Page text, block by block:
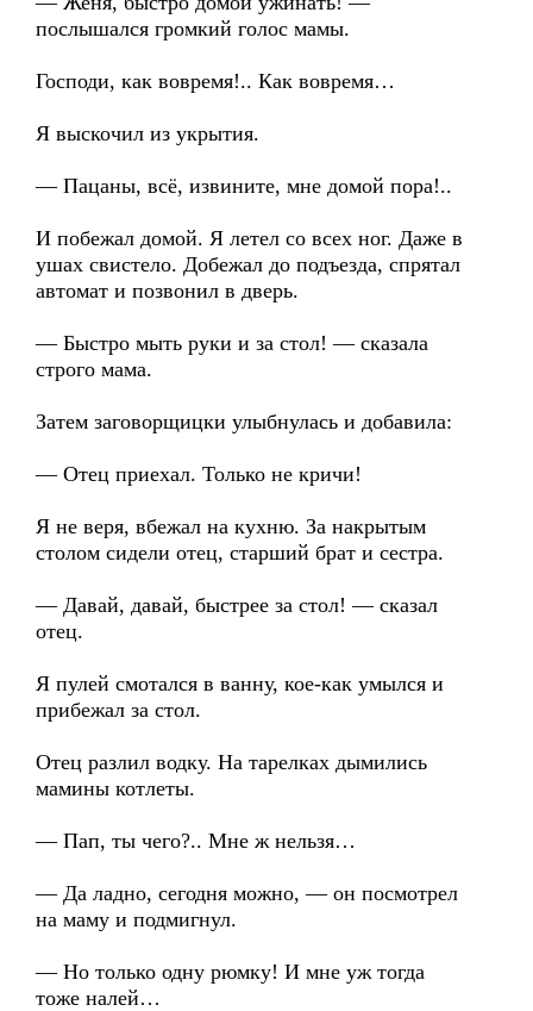
послышался громкий голос мамы.
Господи, как вовремя!.. Как вовремя…
Я выскочил из укрытия.
— Пацаны, всё, извините, мне домой пора!..
И побежал домой. Я летел со всех ног. Даже в
ушах свистело. Добежал до подъезда, спрятал
автомат и позвонил в дверь.
— Быстро мыть руки и за стол! — сказала
строго мама.
Затем заговорщицки улыбнулась и добавила:
— Отец приехал. Только не кричи!
Я не веря, вбежал на кухню. За накрытым
столом сидели отец, старший брат и сестра.
— Давай, давай, быстрее за стол! — сказал
отец.
Я пулей смотался в ванну, кое-как умылся и
прибежал за стол.
Отец разлил водку. На тарелках дымились
мамины котлеты.
— Пап, ты чего?.. Мне ж нельзя…
— Да ладно, сегодня можно, — он посмотрел
на маму и подмигнул.
— Но только одну рюмку! И мне уж тогда
тоже налей…